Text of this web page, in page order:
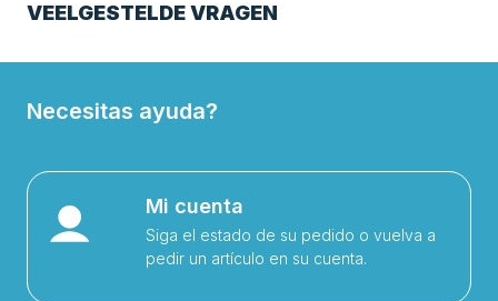
VEELGESTELDE VRAGEN
Necesitas ayuda?
Mi cuenta
Siga el estado de su pedido o vuelva a
pedir un artículo en su cuenta.